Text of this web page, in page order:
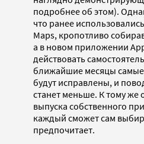
подробнее об этом).
что ранее
Maps, кропотливо
а в новом приложении
действовать
ближайшие месяцы
будут исправлены, и
станет меньше. К тому же
выпуска собственного
каждый сможет сам
предпочитает.